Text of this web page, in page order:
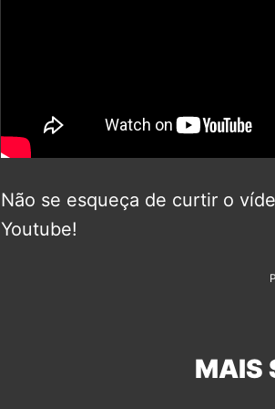
Não se esqueça de curtir o
Youtube!
MAIS